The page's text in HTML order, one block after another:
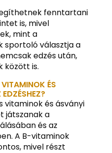
fenntartani
is, mivel
mint a
sportoló választja a
edzés után,
között is.
ÉS
vitaminok és ásványi
játszanak a
és az
A B-vitaminok
mivel részt